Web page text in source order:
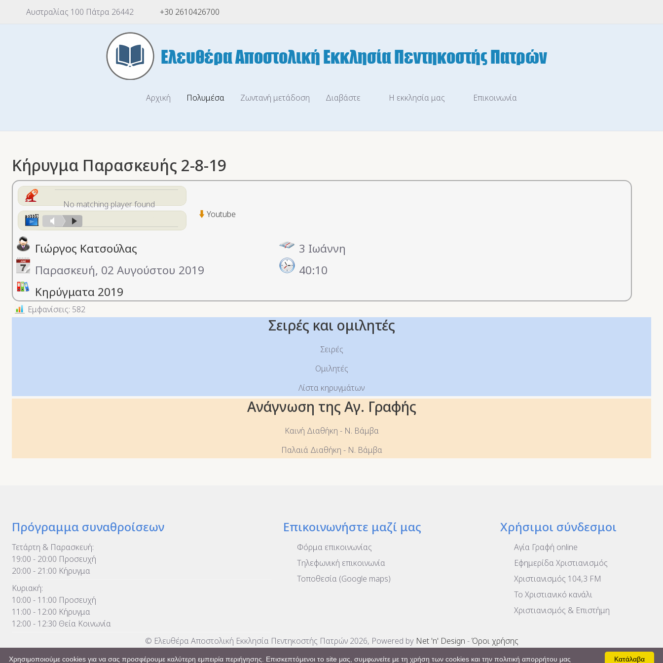
Αυστραλίας 100 Πάτρα 26442 +30 2610426700
Αρχική Πολυμέσα Ζωντανή μετάδοση Διαβάστε Η εκκλησία μας Επικοινωνία
Κήρυγμα Παρασκευής 2-8-19
No matching player found
Youtube
Γιώργος Κατσούλας
3 Ιωάννη
Παρασκευή, 02 Αυγούστου 2019
40:10
Κηρύγματα 2019
Εμφανίσεις: 582
Σειρές και ομιλητές
Σειρές
Ομιλητές
Λίστα κηρυγμάτων
Ανάγνωση της Αγ. Γραφής
Καινή Διαθήκη - Ν. Βάμβα
Παλαιά Διαθήκη - Ν. Βάμβα
Πρόγραμμα συναθροίσεων
Τετάρτη & Παρασκευή:
19:00 - 20:00 Προσευχή
20:00 - 21:00 Κήρυγμα
Κυριακή:
10:00 - 11:00 Προσευχή
11:00 - 12:00 Κήρυγμα
12:00 - 12:30 Θεία Κοινωνία
Επικοινωνήστε μαζί μας
Φόρμα επικοινωνίας
Τηλεφωνική επικοινωνία
Τοποθεσία (Google maps)
Χρήσιμοι σύνδεσμοι
Αγία Γραφή online
Εφημερίδα Χριστιανισμός
Χριστιανισμός 104,3 FM
To Χριστιανικό κανάλι
Χριστιανισμός & Επιστήμη
© Ελευθέρα Αποστολική Εκκλησία Πεντηκοστής Πατρών 2026, Powered by Net 'n' Design -Όροι χρήσης
Κατάλαβα
Χρησιμοποιούμε cookies για να σας προσφέρουμε καλύτερη εμπειρία περιήγησης. Επισκεπτόμενοι το site μας, συμφωνείτε με τη χρήση των cookies και την πολιτική απορρήτου μας